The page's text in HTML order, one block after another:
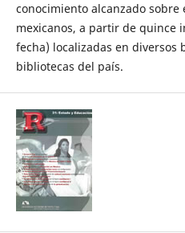
conocimiento alcanzado sobre
mexicanos, a partir de quince
fecha) localizadas en diversos
bibliotecas del país.